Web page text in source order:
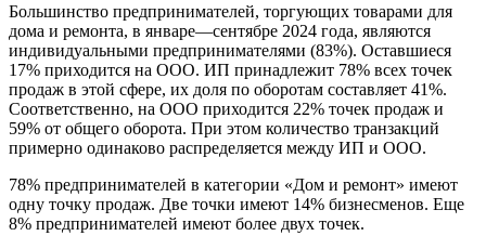
Большинство предпринимателей, торгующих товарами для
дома и ремонта, в январе—сентябре 2024 года, являются
индивидуальными предпринимателями (83%). Оставшиеся
17% приходится на ООО. ИП принадлежит 78% всех точек
продаж в этой сфере, их доля по оборотам составляет 41%.
Соответственно, на ООО приходится 22% точек продаж и
59% от общего оборота. При этом количество транзакций
примерно одинаково распределяется между ИП и ООО.
78% предпринимателей в категории «Дом и ремонт» имеют
одну точку продаж. Две точки имеют 14% бизнесменов. Еще
8% предпринимателей имеют более двух точек.